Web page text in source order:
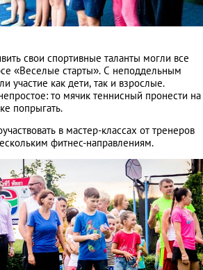
свои спортивные таланты могли все
«Веселые старты». С неподдельным
участие как дети, так и взрослые.
то мячик теннисный пронести на
попрыгать.
в мастер-классах от тренеров
фитнес-направлениям.